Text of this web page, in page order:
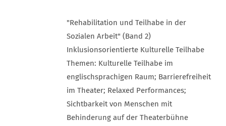
"Rehabilitation und Teilhabe in der
Sozialen Arbeit" (Band 2)
Inklusionsorientierte Kulturelle Teilhabe
Themen: Kulturelle Teilhabe im
englischsprachigen Raum; Barrierefreiheit
im Theater; Relaxed Performances;
Sichtbarkeit von Menschen mit
Behinderung auf der Theaterbühne